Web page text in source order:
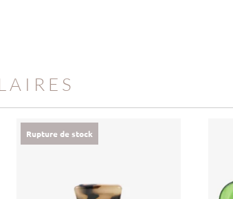
Rupture de stock